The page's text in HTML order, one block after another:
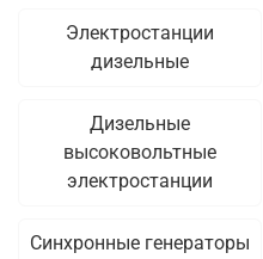
Электростанции
дизельные
Дизельные
высоковольтные
электростанции
Синхронные генераторы